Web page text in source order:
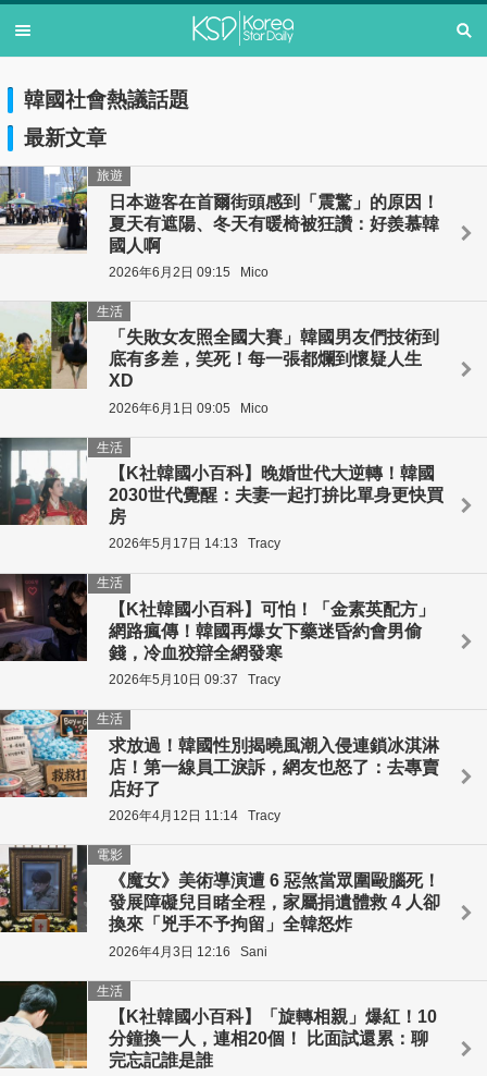
韓國社會熱議話題
最新文章
日本遊客在首爾街頭感到「震驚」的原因！
夏天有遮陽、冬天有暖椅被狂讚：好羨慕韓
國人啊
旅遊
2026年6月2日 09:15 Mico
「失敗女友照全國大賽」韓國男友們技術到
底有多差，笑死！每一張都爛到懷疑人生
XD
生活
2026年6月1日 09:05 Mico
【K社韓國小百科】晚婚世代大逆轉！韓國
2030世代覺醒：夫妻一起打拚比單身更快買
房
生活
2026年5月17日 14:13 Tracy
【K社韓國小百科】可怕！「金素英配方」
網路瘋傳！韓國再爆女下藥迷昏約會男偷
錢，冷血狡辯全網發寒
生活
2026年5月10日 09:37 Tracy
求放過！韓國性別揭曉風潮入侵連鎖冰淇淋
店！第一線員工淚訴，網友也怒了：去專賣
店好了
生活
2026年4月12日 11:14 Tracy
《魔女》美術導演遭 6 惡煞當眾圍毆腦死！
發展障礙兒目睹全程，家屬捐遺體救 4 人卻
換來「兇手不予拘留」全韓怒炸
電影
2026年4月3日 12:16 Sani
【K社韓國小百科】「旋轉相親」爆紅！10
分鐘換一人，連相20個！ 比面試還累：聊
完忘記誰是誰
生活